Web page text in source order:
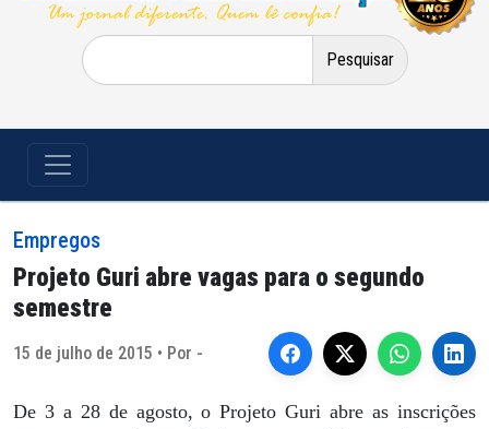
Pesquisar
por:
Empregos
Projeto Guri abre vagas para o segundo
semestre
15 de julho de 2015 • Por -
De 3 a 28 de agosto, o Projeto Guri abre as inscrições